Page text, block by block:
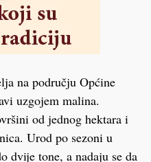
na području Općine
uzgojem malina.
od jednog hektara i
Urod po sezoni u
dvije tone, a nadaju se da